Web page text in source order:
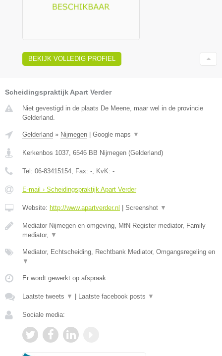
BEKIJK VOLLEDIG PROFIEL
Scheidingspraktijk Apart Verder
Niet gevestigd in de plaats De Meene, maar wel in de provincie
Gelderland.
Gelderland » Nijmegen | Google maps ▼
Kerkenbos 1037 6546 BB Nijmegen (Gelderland)
Tel: 06-83415154 , Fax: - , KvK: -
E-mail › Scheidingspraktijk Apart Verder
Website: http://www.apartverder.nl | Screenshot ▼
Mediator Nijmegen en omgeving, MfN Register mediator, Family
mediator,
▼
Mediator, Echtscheiding, Rechtbank Mediator, Omgangsregeling en
▼
Er wordt gewerkt op afspraak.
Laatste tweets ▼ | Laatste facebook posts ▼
Sociale media: